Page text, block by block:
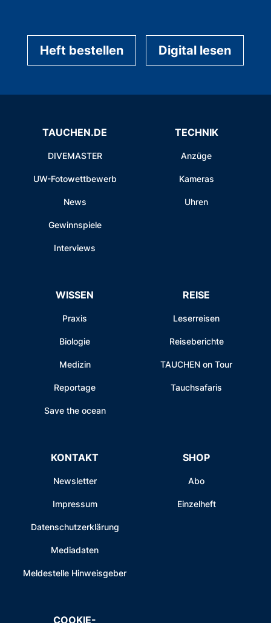
Heft bestellen Digital lesen
TAUCHEN.DE
DIVEMASTER
UW-Fotowettbewerb
News
Gewinnspiele
Interviews
TECHNIK
Anzüge
Kameras
Uhren
WISSEN
Praxis
Biologie
Medizin
Reportage
Save the ocean
REISE
Leserreisen
Reiseberichte
TAUCHEN on Tour
Tauchsafaris
KONTAKT
Newsletter
Impressum
Datenschutzerklärung
Mediadaten
Meldestelle Hinweisgeber
SHOP
Abo
Einzelheft
COOKIE-